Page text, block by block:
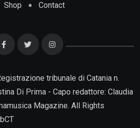
Shop Contact
tribunale di Catania n.
Di Prima - Capo redattore: Claudia
Magazine. All Rights